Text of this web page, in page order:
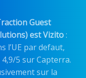
Guest
est Vizito:
l’UE par defaut,
5 sur Capterra.
sur la